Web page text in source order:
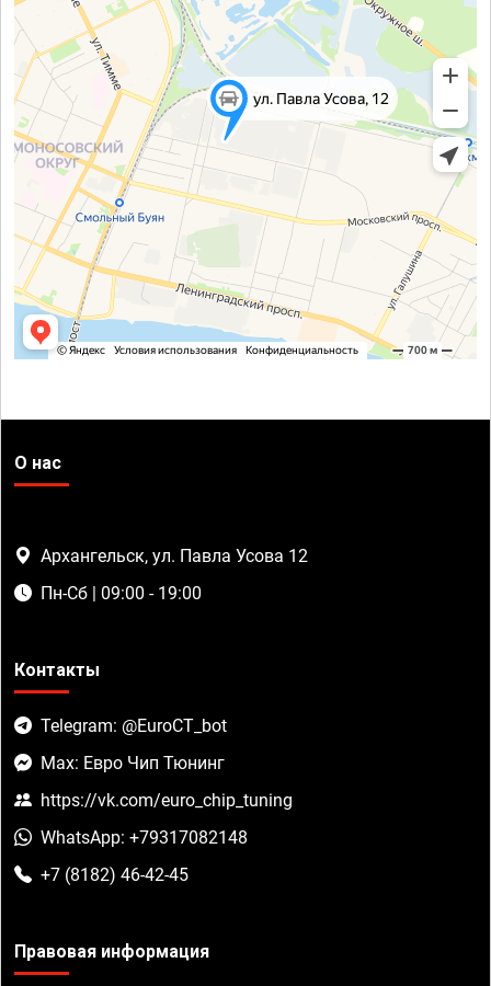
О нас
Архангельск, ул. Павла Усова 12
Пн-Сб | 09:00 - 19:00
Контакты
Telegram: @EuroCT_bot
Max: Евро Чип Тюнинг
https://vk.com/euro_chip_tuning
WhatsApp: +79317082148
+7 (8182) 46-42-45
Правовая информация